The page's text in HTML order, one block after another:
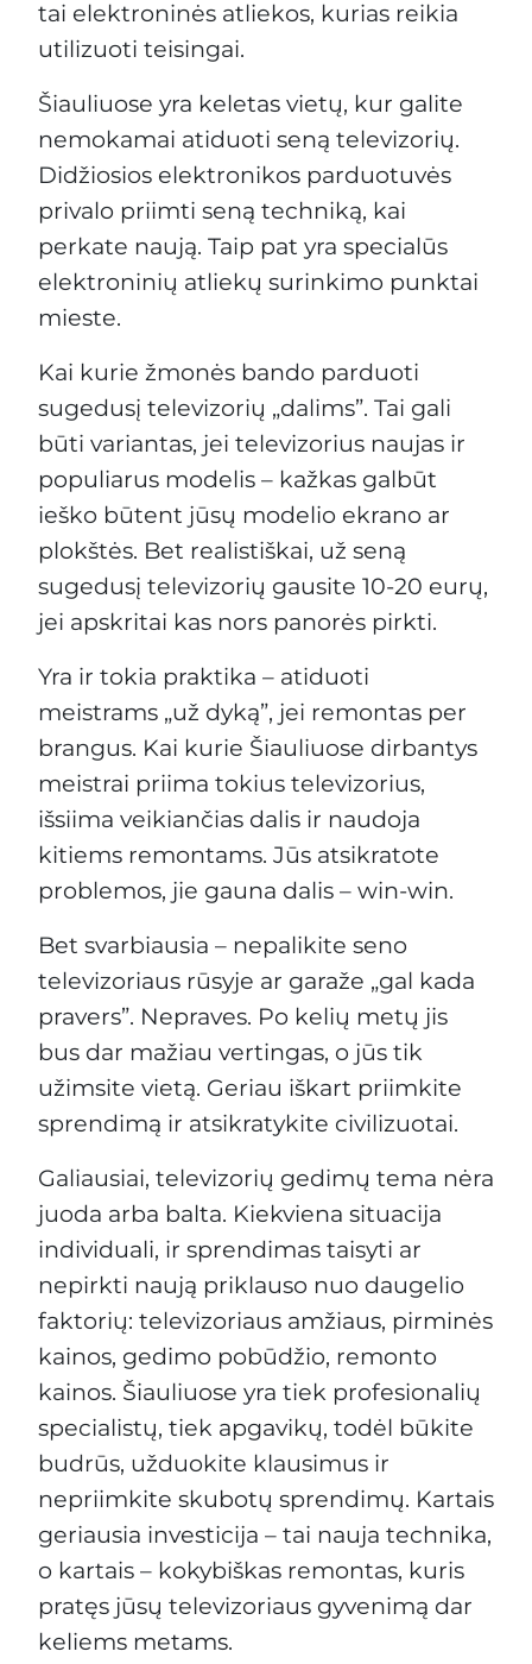
tai elektroninės atliekos, kurias reikia
utilizuoti teisingai.
Šiauliuose yra keletas vietų, kur galite
nemokamai atiduoti seną televizorių.
Didžiosios elektronikos parduotuvės
privalo priimti seną techniką, kai
perkate naują. Taip pat yra specialūs
elektroninių atliekų surinkimo punktai
mieste.
Kai kurie žmonės bando parduoti
sugedusį televizorių „dalims”. Tai gali
būti variantas, jei televizorius naujas ir
populiarus modelis – kažkas galbūt
ieško būtent jūsų modelio ekrano ar
plokštės. Bet realistiškai, už seną
sugedusį televizorių gausite 10-20 eurų,
jei apskritai kas nors panorės pirkti.
Yra ir tokia praktika – atiduoti
meistrams „už dyką”, jei remontas per
brangus. Kai kurie Šiauliuose dirbantys
meistrai priima tokius televizorius,
išsiima veikiančias dalis ir naudoja
kitiems remontams. Jūs atsikratote
problemos, jie gauna dalis – win-win.
Bet svarbiausia – nepalikite seno
televizoriaus rūsyje ar garaže „gal kada
pravers”. Nepraves. Po kelių metų jis
bus dar mažiau vertingas, o jūs tik
užimsite vietą. Geriau iškart priimkite
sprendimą ir atsikratykite civilizuotai.
Galiausiai, televizorių gedimų tema nėra
juoda arba balta. Kiekviena situacija
individuali, ir sprendimas taisyti ar
nepirkti naują priklauso nuo daugelio
faktorių: televizoriaus amžiaus, pirminės
kainos, gedimo pobūdžio, remonto
kainos. Šiauliuose yra tiek profesionalių
specialistų, tiek apgavikų, todėl būkite
budrūs, užduokite klausimus ir
nepriimkite skubotų sprendimų. Kartais
geriausia investicija – tai nauja technika,
o kartais – kokybiškas remontas, kuris
pratęs jūsų televizoriaus gyvenimą dar
keliems metams.